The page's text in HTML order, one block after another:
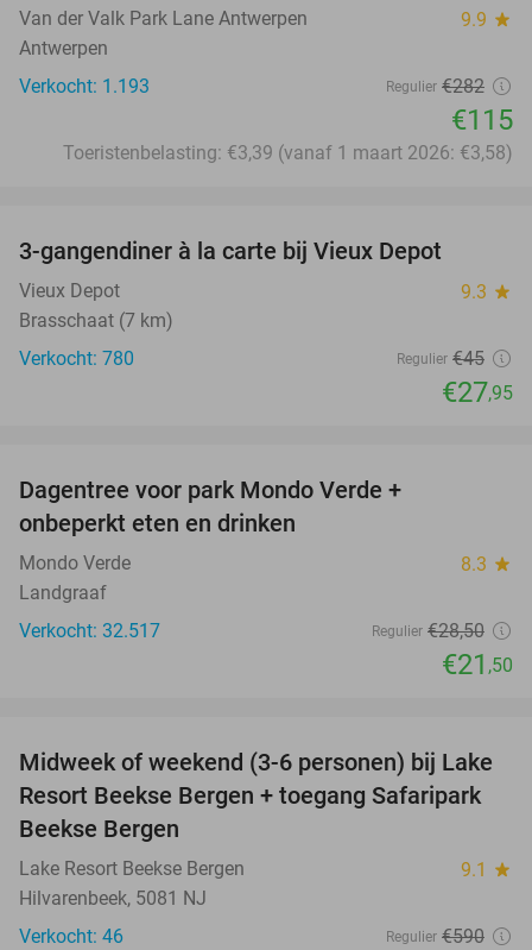
Van der Valk Park Lane Antwerpen 9.9 star
Antwerpen
Verkocht: 1.193
Regulier €282
€115
Toeristenbelasting: €3,39 (vanaf 1 maart 2026: €3,58)
3-gangendiner à la carte bij Vieux Depot
Vieux Depot 9.3 star
Brasschaat (7 km)
Verkocht: 780
Regulier €45
€27,95
Dagentree voor park Mondo Verde +
onbeperkt eten en drinken
Mondo Verde 8.3 star
Landgraaf
Verkocht: 32.517
Regulier €28,50
€21 ,50
53%
Midweek of weekend (3-6 personen) bij Lake
Resort Beekse Bergen + toegang Safaripark
Beekse Bergen
Lake Resort Beekse Bergen 9.1 star
Hilvarenbeek, 5081 NJ
Verkocht: 46
Regulier €590